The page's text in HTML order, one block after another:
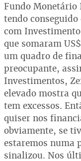
Fundo Monetário
tendo
com
que somaram
um quadro de
preocupante,
Investimentos,
elevado mostra
tem excessos.
quiser nos
obviamente, se
estaremos numa
sinalizou. Nos